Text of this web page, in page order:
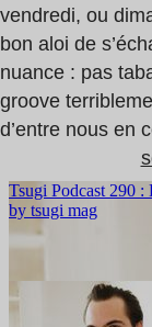
vendredi, ou
bon aloi de
nuance : pas
groove
d’entre nous en